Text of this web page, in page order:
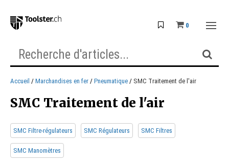
0
Accueil Marchandises en fer Pneumatique SMC Traitement de l'air
SMC Traitement de l'air
SMC Filtre-régulateurs SMC Régulateurs SMC Filtres
SMC Manomètres